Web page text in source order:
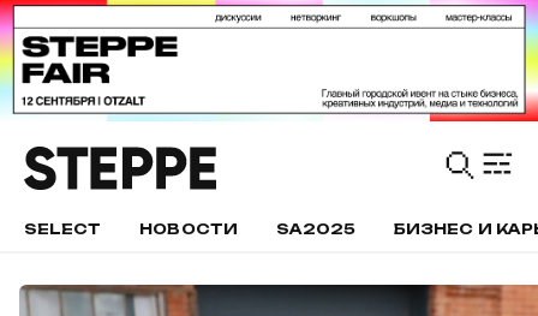
SELECT НОВОСТИ SA2025 БИЗНЕС И